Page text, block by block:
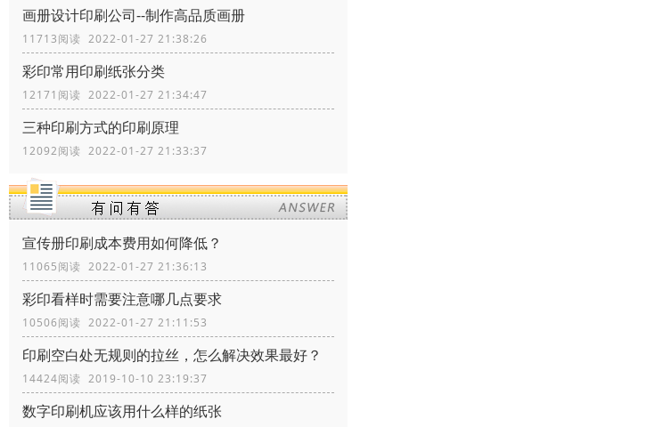
画册设计印刷公司--制作高品质画册
11713阅读 2022-01-27 21:38:26
彩印常用印刷纸张分类
12171阅读 2022-01-27 21:34:47
三种印刷方式的印刷原理
12092阅读 2022-01-27 21:33:37
宣传册印刷成本费用如何降低？
11065阅读 2022-01-27 21:36:13
彩印看样时需要注意哪几点要求
10506阅读 2022-01-27 21:11:53
印刷空白处无规则的拉丝，怎么解决效果最好？
14424阅读 2019-10-10 23:19:37
数字印刷机应该用什么样的纸张